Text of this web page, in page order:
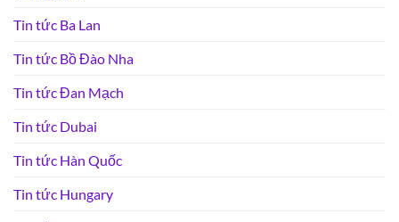
Tin tức Ba Lan
Tin tức Bồ Đào Nha
Tin tức Đan Mạch
Tin tức Dubai
Tin tức Hàn Quốc
Tin tức Hungary